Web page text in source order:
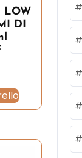
LOW
DI